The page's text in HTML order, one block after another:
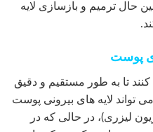
حال ترمیم و بازسازی لایه
پوست
تا به طور مستقیم و دقیق
تواند لایه های بیرونی پوست
لیزری)، در حالی که در